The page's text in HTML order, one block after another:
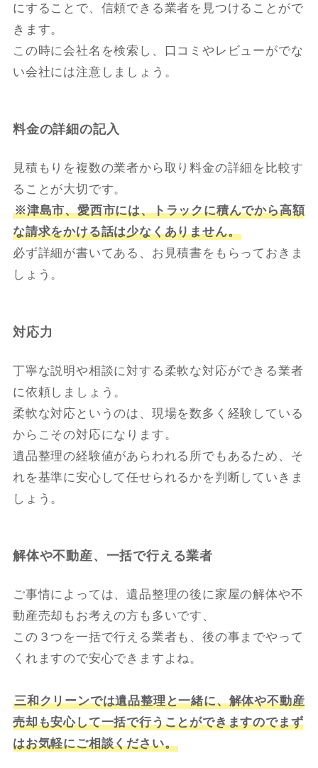
にすることで、信頼できる業者を見つけることがで
きます。
この時に会社名を検索し、口コミやレビューがでな
い会社には注意しましょう。
料金の詳細の記入
見積もりを複数の業者から取り料金の詳細を比較す
ることが大切です。
※津島市、愛西市には、トラックに積んでから高額
な請求をかける話は少なくありません。
必ず詳細が書いてある、お見積書をもらっておきま
しょう。
対応力
丁寧な説明や相談に対する柔軟な対応ができる業者
に依頼しましょう。
柔軟な対応というのは、現場を数多く経験している
からこその対応になります。
遺品整理の経験値があらわれる所でもあるため、そ
れを基準に安心して任せられるかを判断していきま
しょう。
解体や不動産、一括で行える業者
ご事情によっては、遺品整理の後に家屋の解体や不
動産売却もお考えの方も多いです、
この３つを一括で行える業者も、後の事までやって
くれますので安心できますよね。
三和クリーンでは遺品整理と一緒に、解体や不動産
売却も安心して一括で行うことができますのでまず
はお気軽にご相談ください。